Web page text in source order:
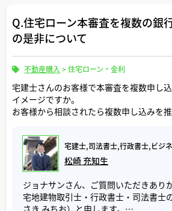
かし、成年後見制度を利用すると、本
て一定の制限がかかり、成年後見人に
も希望されない場合、基本的に不動産
人が死亡するまで保留になります。
このような事態を未然に防ぐためには
の対策を検討しておきましょう。
ご参考にしていただけましたら幸いです
す。
なお、根抵当権の全部譲渡は、民法第
より根抵当権設定者の承諾が効力発生
登記の原因日付は、根抵当権譲渡契約
ご参考にしていただけましたら幸いです
になります。
頭金は、住宅ローンでまかなえない部
資金のことを指します。
例えば、3000万円の不動産を購入す
ローンを組む場合、頭金は500万円必
なお、不動産購入には売買代金3000万
や仲介手数料等の諸費用が150〜200万
すが、この部分の資金はあくまで諸費
上記の例をもとに不動産取引の流れを
りになります。
1.売買契約締結時に買主から売主に手
払います。手付金は途中で売買契約を
Q.住宅ローン本審査を複数の銀
の是非について
不動産購入 >住宅ローン・金利
宅建士さんのお客様で本審査を複数申し
イメージですか。
お客様から相談されたら複数申し込みを推
宅建士,司法書士,行政書士,ビジ
松崎 充知生
ジョナサンさん、ご質問いただきあり
宅地建物取引士・行政書士・司法書士
さき みちお）と申します。